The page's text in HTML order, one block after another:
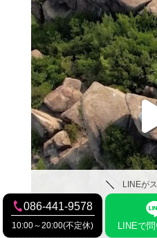
LINEが
086-441-9578
10:00～20:00(不定休) LINEで